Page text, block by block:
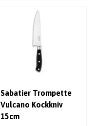
Sabatier Trompette
Vulcano Kockkniv
15cm